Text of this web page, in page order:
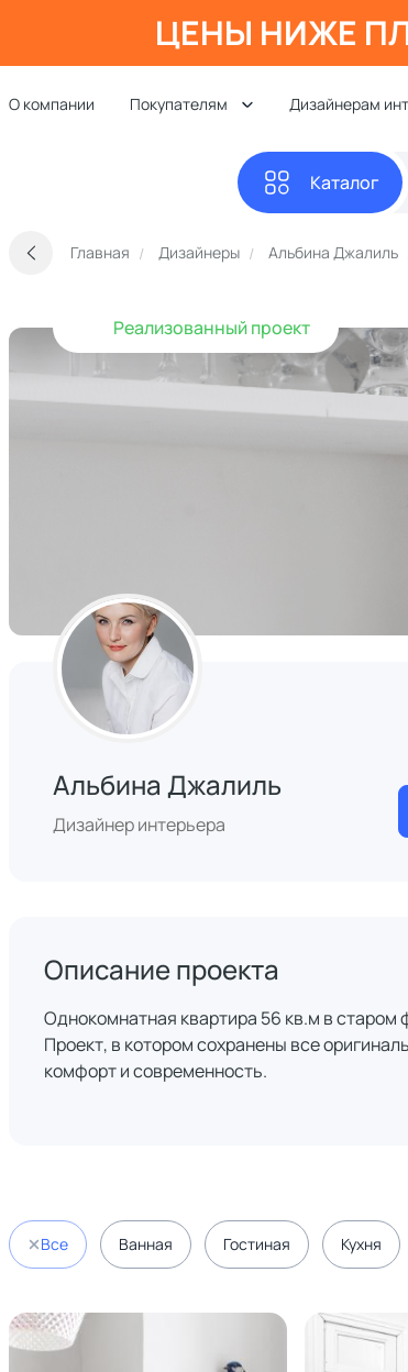
ЦЕНЫ НИЖЕ
О компании Покупателям Дизайнерам
Каталог
Главная Дизайнеры Альбина Джалиль
Реализованный проект
Альбина Джалиль
Дизайнер интерьера
Описание проекта
Однокомнатная квартира 56 кв.м в старом
Проект, в котором сохранены все
комфорт и современность.
Все Ванная Гостиная Кухня